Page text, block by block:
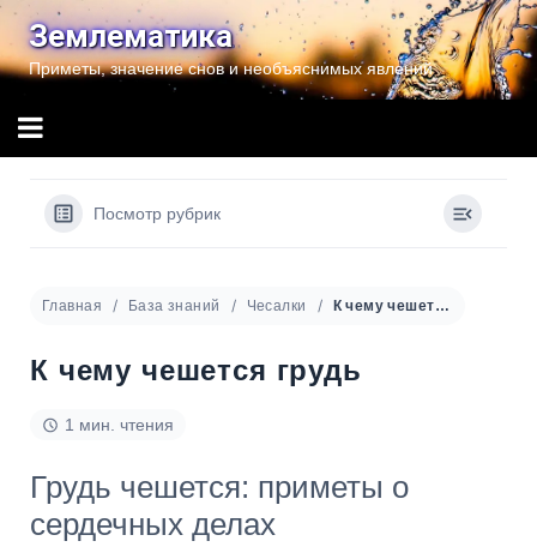
Перейти
содержимому
Землематика
Приметы, значение снов и необъяснимых явлений
Посмотр рубрик
Главная База знаний Чесалки К чему чешется грудь
К чему чешется грудь
1 мин. чтения
Грудь чешется: приметы о
сердечных делах